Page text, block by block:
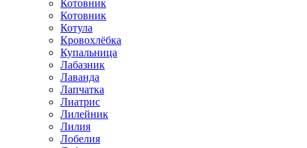
Котовник
Котовник
Котула
Кровохлёбка
Купальница
Лабазник
Лаванда
Лапчатка
Лиатрис
Лилейник
Лилия
Лобелия